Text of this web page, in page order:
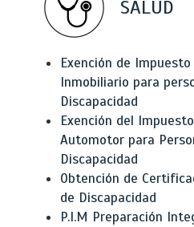
SALUD
Exención de Impuesto
Inmobiliario para
Discapacidad
Exención del Impuesto
Automotor para
Discapacidad
Obtención de
de Discapacidad
P.I.M Preparación